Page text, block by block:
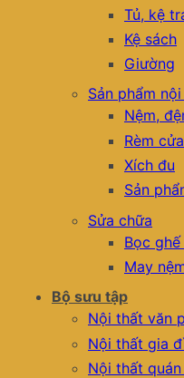
Tủ, kệ
Kệ sách
Giường
Sản phẩm
Nệm,
Rèm
Xích đu
Sản
Sửa chữa
Bọc
May
Bộ sưu tập
Nội thất văn
Nội thất gia
Nội thất